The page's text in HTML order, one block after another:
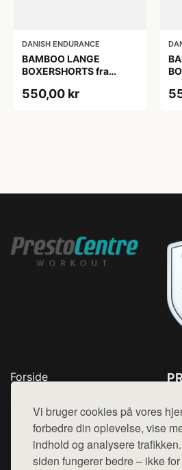
Vi bruger cookies på vores
forbedre din oplevelse, vise
indhold og analysere
siden fungerer bedre – ikke
DANISH ENDURANCE
BAMBOO LANGE
BOXERSHORTS fra
Sort/Rød | Grå | Hvid 6-
550,00 kr
Forside
Top Rabatter
Kontakt